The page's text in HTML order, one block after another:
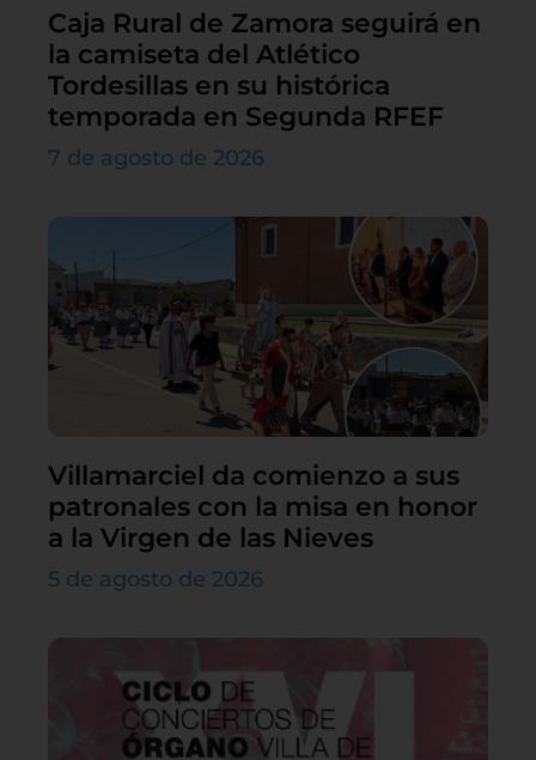
Caja Rural de Zamora seguirá en
la camiseta del Atlético
Tordesillas en su histórica
temporada en Segunda RFEF
7 de agosto de 2026
Villamarciel da comienzo a sus
patronales con la misa en honor
a la Virgen de las Nieves
5 de agosto de 2026